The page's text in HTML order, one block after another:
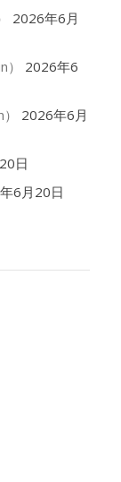
2026年6月
2026年6
2026年6月
日
6月20日